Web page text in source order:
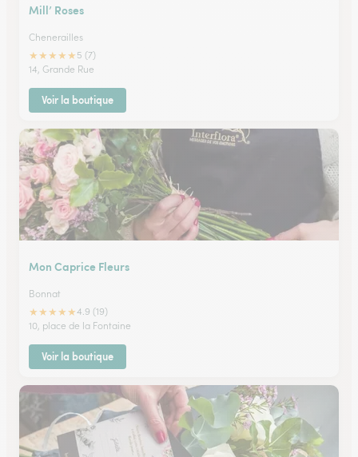
Mill’ Roses
Chenerailles
★★★★★ 5 (7)
14, Grande Rue
Voir la boutique
Mon Caprice Fleurs
Bonnat
★★★★★4.9 (19)
10, place de la Fontaine
Voir la boutique